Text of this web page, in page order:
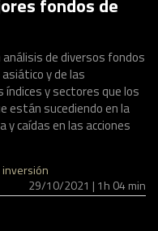
fondos de
análisis de diversos fondos
y de las
y sectores que los
están sucediendo en la
y caídas en las acciones
inversión
29/10/2021 | 1h 04 min